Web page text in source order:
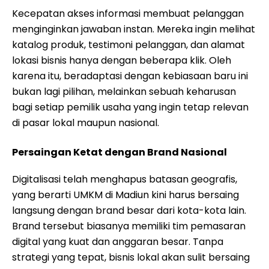
Kecepatan akses informasi membuat pelanggan
menginginkan jawaban instan. Mereka ingin melihat
katalog produk, testimoni pelanggan, dan alamat
lokasi bisnis hanya dengan beberapa klik. Oleh
karena itu, beradaptasi dengan kebiasaan baru ini
bukan lagi pilihan, melainkan sebuah keharusan
bagi setiap pemilik usaha yang ingin tetap relevan
di pasar lokal maupun nasional.
Persaingan Ketat dengan Brand Nasional
Digitalisasi telah menghapus batasan geografis,
yang berarti UMKM di Madiun kini harus bersaing
langsung dengan brand besar dari kota-kota lain.
Brand tersebut biasanya memiliki tim pemasaran
digital yang kuat dan anggaran besar. Tanpa
strategi yang tepat, bisnis lokal akan sulit bersaing